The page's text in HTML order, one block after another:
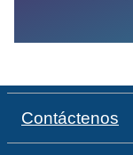
Contáctenos